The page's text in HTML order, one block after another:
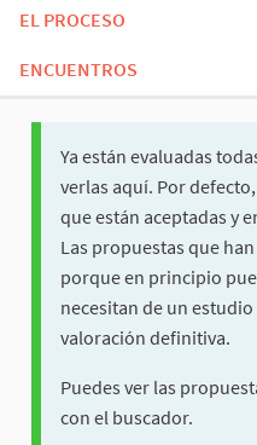
EL PROCESO
ENCUENTROS
Ya están evaluadas
verlas aquí. Por
que están aceptadas y
Las propuestas que
porque en principio
necesitan de un
valoración definitiva.
Puedes ver las
con el buscador.